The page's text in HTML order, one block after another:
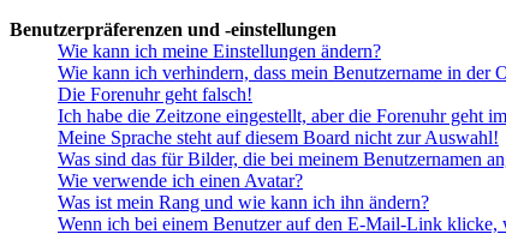
Benutzerpräferenzen und -einstellungen
Wie kann ich meine Einstellungen ändern?
Wie kann ich verhindern, dass mein Benutzername in der
Die Forenuhr geht falsch!
Ich habe die Zeitzone eingestellt, aber die Forenuhr geht
Meine Sprache steht auf diesem Board nicht zur Auswahl!
Was sind das für Bilder, die bei meinem Benutzernamen
Wie verwende ich einen Avatar?
Was ist mein Rang und wie kann ich ihn ändern?
Wenn ich bei einem Benutzer auf den E-Mail-Link klicke,